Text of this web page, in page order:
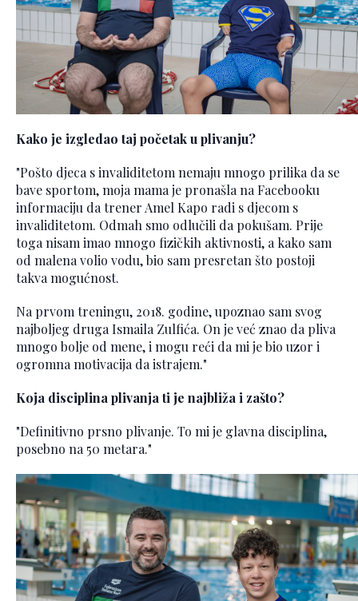
Kako je izgledao taj početak u plivanju?
"Pošto djeca s invaliditetom nemaju mnogo prilika da se
bave sportom, moja mama je pronašla na Facebooku
informaciju da trener Amel Kapo radi s djecom s
invaliditetom. Odmah smo odlučili da pokušam. Prije
toga nisam imao mnogo fizičkih aktivnosti, a kako sam
od malena volio vodu, bio sam presretan što postoji
takva mogućnost.
Na prvom treningu, 2018. godine, upoznao sam svog
najboljeg druga Ismaila Zulfića. On je već znao da pliva
mnogo bolje od mene, i mogu reći da mi je bio uzor i
ogromna motivacija da istrajem."
Koja disciplina plivanja ti je najbliža i zašto?
"Definitivno prsno plivanje. To mi je glavna disciplina,
posebno na 50 metara."